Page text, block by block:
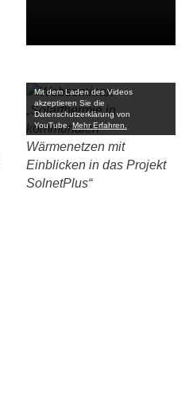
Mit dem Laden des Videos
akzeptieren Sie die
Datenschutzerklärung von
YouTube. Mehr Erfahren.